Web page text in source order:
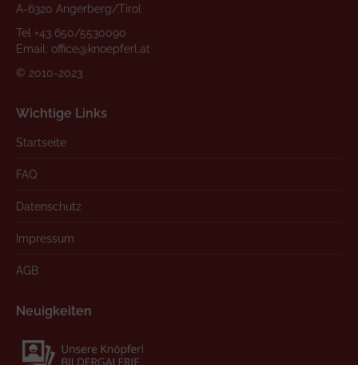
A-6320 Angerberg/Tirol
Tel +43 650/5530090
Email: office@knoepferl.at
© 2010-2023
Wichtige Links
Startseite
FAQ
Datenschutz
Impressum
AGB
Neuigkeiten